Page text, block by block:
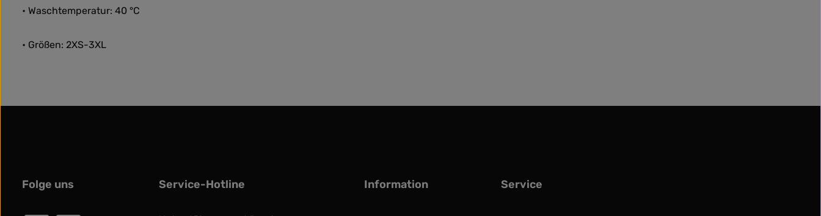
• Waschtemperatur: 40 °C
• Größen: 2XS-3XL
Folge uns Service-Hotline Information Service